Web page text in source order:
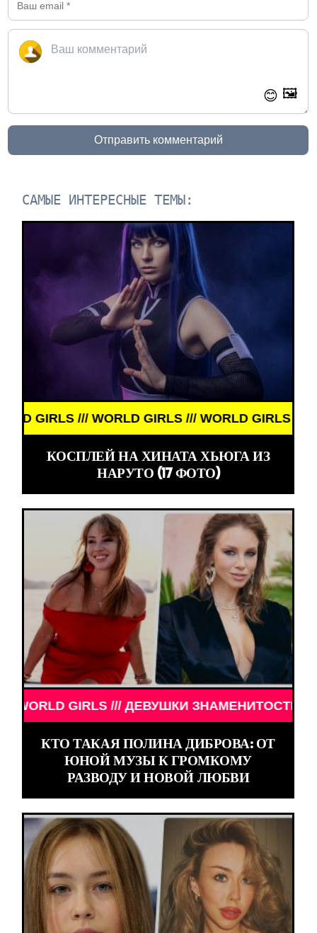
😊 🖼️
Отправить комментарий
САМЫЕ ИНТЕРЕСНЫЕ ТЕМЫ:
GIRLS /// WORLD GIRLS ///
КОСПЛЕЙ НА ХИНАТА ХЬЮГА ИЗ
НАРУТО (17 ФОТО)
/// WORLD GIRLS /// ДЕВУШКИ
КТО ТАКАЯ ПОЛИНА ДИБРОВА: ОТ
ЮНОЙ МУЗЫ К ГРОМКОМУ
РАЗВОДУ И НОВОЙ ЛЮБВИ